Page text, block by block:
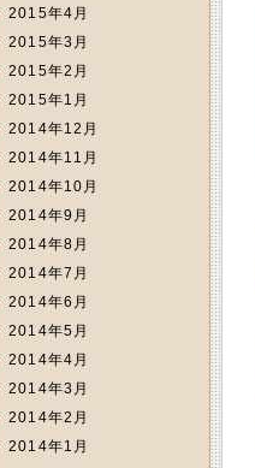
2015年4月
2015年3月
2015年2月
2015年1月
2014年12月
2014年11月
2014年10月
2014年9月
2014年8月
2014年7月
2014年6月
2014年5月
2014年4月
2014年3月
2014年2月
2014年1月